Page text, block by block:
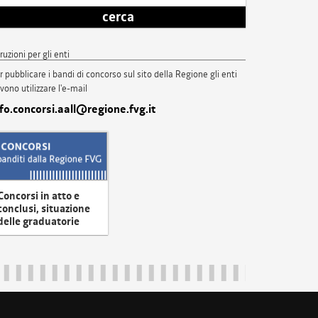
cerca
per gli enti
pubblicare i bandi di concorso sul sito della Regione gli enti
utilizzare l'e-mail
in atto e
situazione
graduatorie